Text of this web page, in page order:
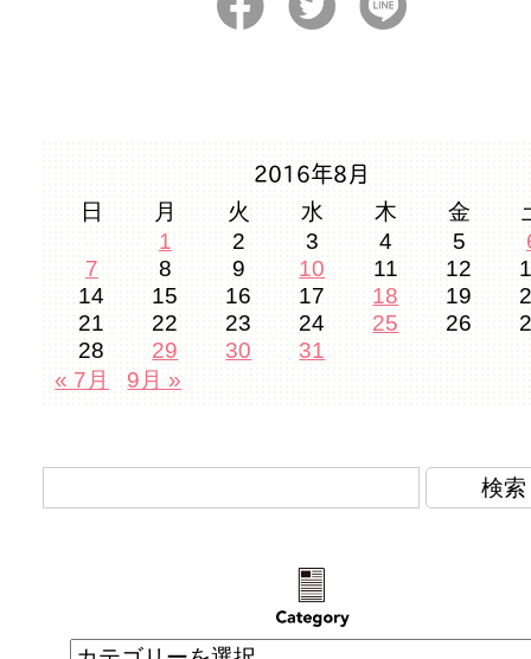
2016年8月
日 月 火 水 木 金
1
2 3 4 5
7
8 9 10 11 12
14
15 16 17 18 19
21
22 23 24 25 26
28
29 30
31
« 7月
9月 »